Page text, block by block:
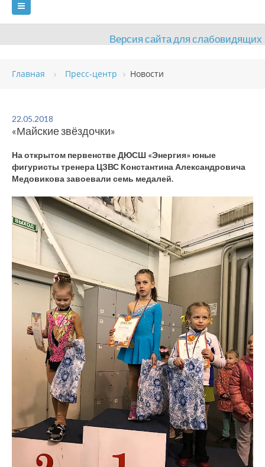
Версия сайта для слабовидящих
ГЛАВНАЯ
ВИДЫ СПОРТА
ОЦЕНКА КАЧЕСТВА ОБРАЗОВАНИЯ ВАКАНСИИ
Главная Пресс-центр Новости
22.05.2018
«Майские звёздочки»
На открытом первенстве ДЮСШ «Энергия» юные
фигуристы тренера ЦЗВС Константина Александровича
Медовикова завоевали семь медалей.